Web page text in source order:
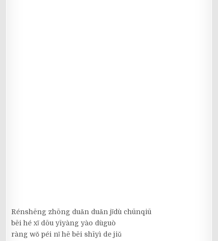
Rénshēng zhōng duǎn duǎn jǐdù chūnqiū
bēi hé xǐ dōu yīyàng yào dùguò
ràng wǒ péi nǐ hē bēi shīyì de jiǔ